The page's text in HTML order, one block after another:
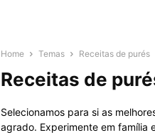
Home Temas Receitas de purés
Receitas de
Selecionamos para si as
agrado. Experimente em família